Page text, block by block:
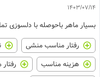
1403/07/14
بسیار ماهر باحوصله با دلسوزی
رفتار مناسب منشی
هزینه مناسب